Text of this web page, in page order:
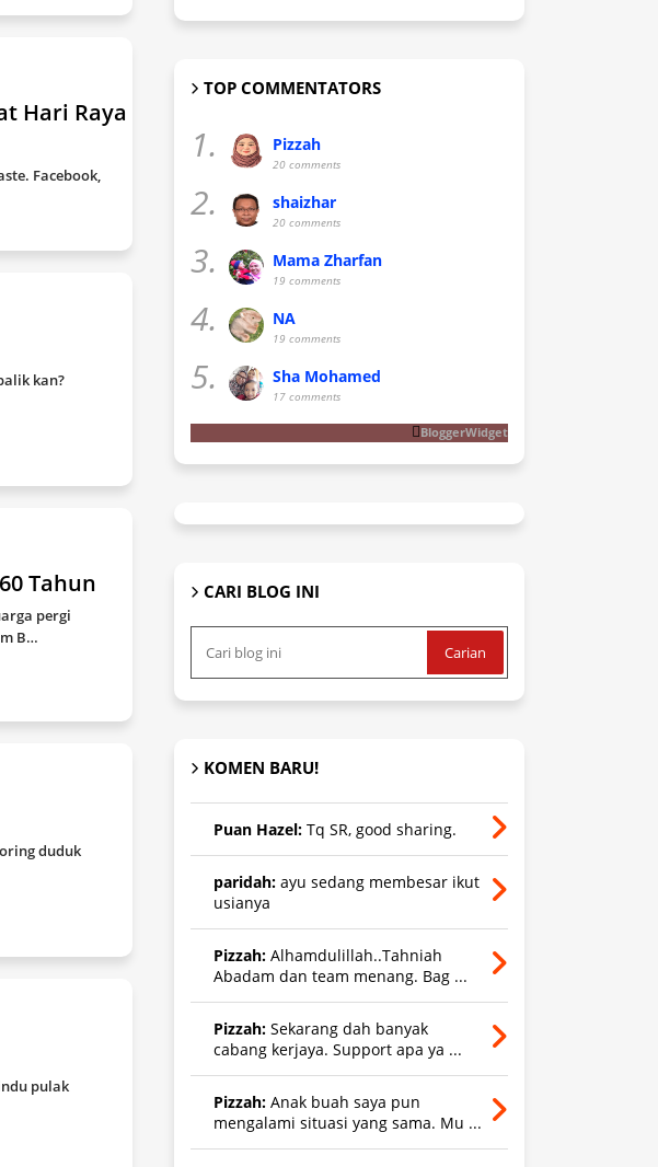
Hari Raya
Facebook,
kan?
Tahun
pergi
B…
duduk
pulak
TOP COMMENTATORS
1. Pizzah
20 comments
2. shaizhar
20 comments
3. Mama Zharfan
19 comments
4. NA
19 comments
5. Sha Mohamed
17 comments
BloggerWidget
CARI BLOG INI
KOMEN BARU!
Puan Hazel: Tq SR, good sharing.
paridah: ayu sedang membesar ikut
usianya
Pizzah: Alhamdulillah..Tahniah
Abadam dan team menang. Bag ...
Pizzah: Sekarang dah banyak
cabang kerjaya. Support apa ya ...
Pizzah: Anak buah saya pun
mengalami situasi yang sama. Mu ...